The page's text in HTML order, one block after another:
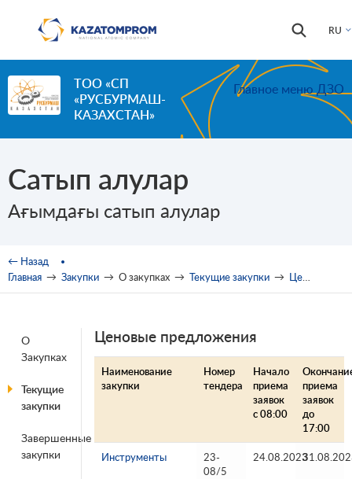
RU
Форма
Поиск
ТОО «СП
«РУСБУРМАШ-
КАЗАХСТАН»
Главное меню ДЗО
Сатып алулар
Ағымдағы сатып алулар
Вы здесь
← Назад
Главная → Закупки → О закупках → Текущие закупки → Ценовые предложения
О
Закупках
Текущие
закупки
Завершенные
закупки
Ценовые предложения
Наименование
закупки
Номер
тендера
Начало
приема
заявок
с 08:00
приема
заявок
до
17:00
Инструменты
23-
08/5
24.08.2023